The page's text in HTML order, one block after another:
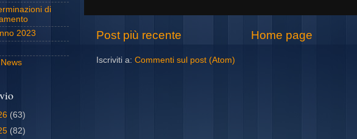
Post più recente Home page
Iscriviti a: Commenti sul post (Atom)
di
2023
(63)
(82)